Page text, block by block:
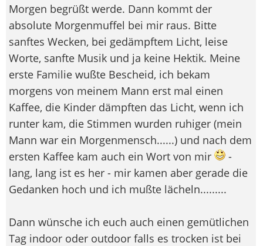
Morgen begrüßt werde. Dann kommt der
absolute Morgenmuffel bei mir raus. Bitte
sanftes Wecken, bei gedämpftem Licht, leise
Worte, sanfte Musik und ja keine Hektik. Meine
erste Familie wußte Bescheid, ich bekam
morgens von meinem Mann erst mal einen
Kaffee, die Kinder dämpften das Licht, wenn ich
runter kam, die Stimmen wurden ruhiger (mein
Mann war ein Morgenmensch......) und nach dem
ersten Kaffee kam auch ein Wort von mir
-
lang, lang ist es her - mir kamen aber gerade die
Gedanken hoch und ich mußte lächeln.........
Dann wünsche ich euch auch einen gemütlichen
Tag indoor oder outdoor falls es trocken ist bei